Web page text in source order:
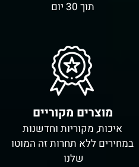
תוך 30 יום
מוצרים מקוריים
איכות, מקוריות וחדשנות
במחירים ללא תחרות זה המוטו
שלנו